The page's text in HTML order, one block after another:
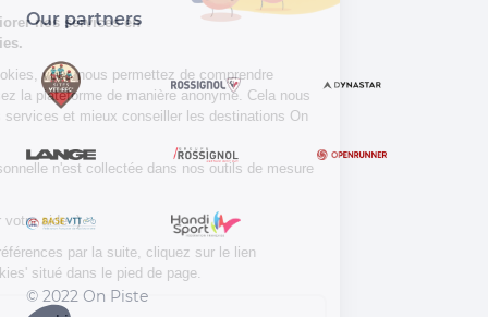
Our partners
© 2022 On Piste
Aidez-nous à améliorer nos services en
acceptant les cookies.
En acceptant les cookies, vous nous permettez de comprendre
comment vous utilisez la plateforme de manière anonyme. Cela nous
aide à améliorer nos services et mieux conseiller les destinations On
Aucune donnée personnelle n'est collectée dans nos outils de mesure
Merci d’avance pour votre aide :)
Pour modifier vos préférences par la suite, cliquez sur le lien
'Préférences de cookies' situé dans le pied de page.